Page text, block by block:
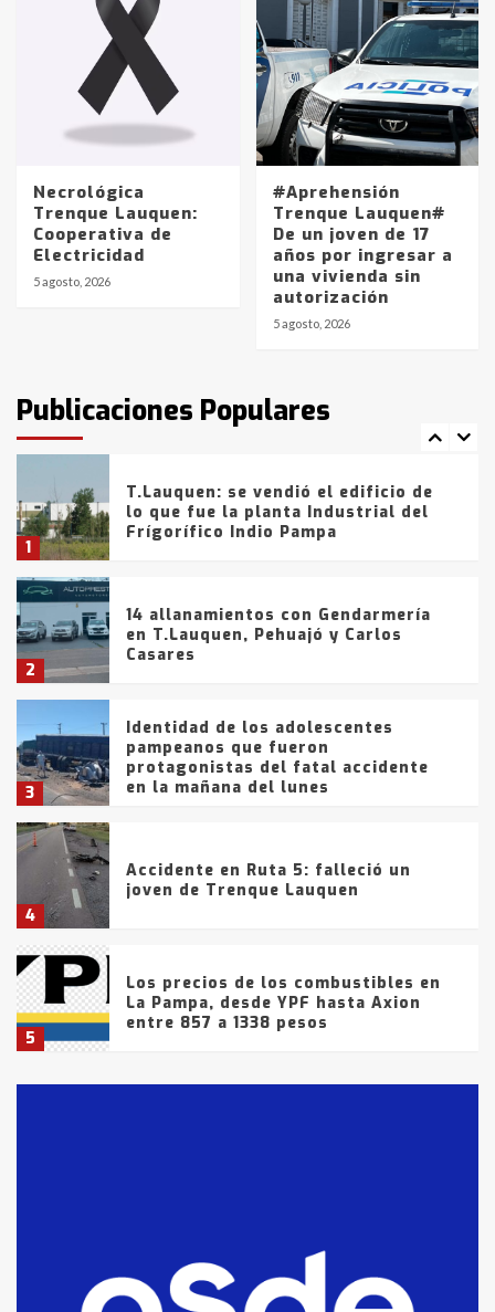
Necrológica
Trenque Lauquen:
Cooperativa de
Electricidad
5 agosto, 2026
#Aprehensión
Trenque Lauquen#
De un joven de 17
años por ingresar a
una vivienda sin
autorización
5 agosto, 2026
Publicaciones Populares
Accidente en Ruta 5: falleció un
joven de Trenque Lauquen
Los precios de los combustibles en
La Pampa, desde YPF hasta Axion
entre 857 a 1338 pesos
La Bolsa de Cereales de Bahía
Blanca anticipa que Agosto vendrá
con lluvias y heladas, en gran parte
fueron detenidos por
comercialización de drogas en la
tarde del sábado
1
T.Lauquen: se vendió el edificio de
lo que fue la planta Industrial del
Frígorífico Indio Pampa
2
14 allanamientos con Gendarmería
en T.Lauquen, Pehuajó y Carlos
Casares
3
Identidad de los adolescentes
pampeanos que fueron
protagonistas del fatal accidente
en la mañana del lunes
4
Accidente en Ruta 5: falleció un
joven de Trenque Lauquen
5
Los precios de los combustibles en
La Pampa, desde YPF hasta Axion
entre 857 a 1338 pesos
fueron detenidos por
comercialización de drogas en la
tarde del sábado